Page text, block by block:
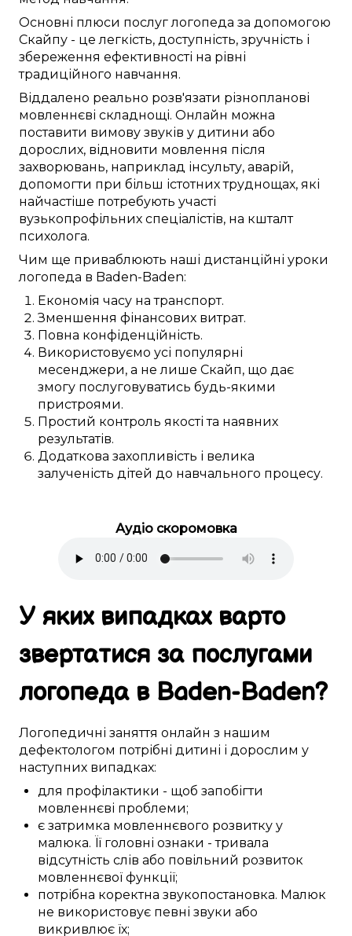
Основні плюси послуг логопеда за допомогою
Скайпу - це легкість, доступність, зручність і
збереження ефективності на рівні
традиційного навчання.
Віддалено реально розв'язати різнопланові
мовленнєві складнощі. Онлайн можна
поставити вимову звуків у дитини або
дорослих, відновити мовлення після
захворювань, наприклад інсульту, аварій,
допомогти при більш істотнихтруднощах, які
найчастіше потребують участі
вузькопрофільних спеціалістів, на кшталт
психолога.
Чим ще приваблюють наші дистанційні уроки
логопеда в Baden-Baden:
Економія часу натранспорт.
Зменшення фінансових витрат.
Повна конфіденційність.
Використовуємо усі популярні
месенджери, а не лише Скайп, що дає
змогу послуговуватись будь-якими
пристроями.
Простий контроль якості та наявних
результатів.
Додаткова захопливість і велика
залученість дітей до навчального процесу.
Аудіо скоромовка
У яких випадках варто
звертатися за послугами
логопеда в Baden-Baden?
Логопедичні заняття онлайн з нашим
дефектологом потрібні дитині і дорослим у
наступних випадках:
для профілактики - щоб запобігти
мовленнєві проблеми;
є затримка мовленнєвого розвитку у
малюка. Її головні ознаки -тривала
відсутність слів або повільний розвиток
мовленнєвої функції;
потрібна коректна звукопостановка. Малюк
не використовує певні звуки або
викривлює їх;